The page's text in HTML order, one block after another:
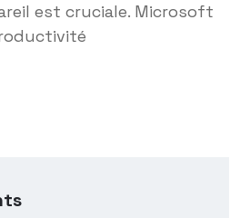
est cruciale. Microsoft